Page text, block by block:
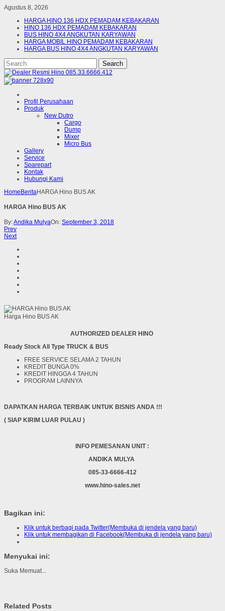
Agustus 8, 2026
HARGA HINO 136 HDX PEMADAM KEBAKARAN
HINO 136 HDX PEMADAM KEBAKARAN
BUS HINO 4X4 ANGKUTAN KARYAWAN
HARGA MOBIL HINO PEMADAM KEBAKARAN
HARGA BUS HINO 4X4 ANGKUTAN KARYAWAN
Profil Perusahaan
Produk
New Dutro
Cargo
Dump
Mixer
Micro Bus
Gallery
Service
Sparepart
Kontak
Hubungi Kami
Home BeritaHARGA Hino BUS AK
HARGA Hino BUS AK
By:Andika MulyaOn: September 3, 2018
Prev
Next
Harga Hino BUS AK
AUTHORIZED DEALER HINO
Ready Stock All Type TRUCK & BUS
FREE SERVICE SELAMA 2 TAHUN
KREDIT BUNGA 0%
KREDIT HINGGA 4 TAHUN
PROGRAM LAINNYA
DAPATKAN HARGA TERBAIK UNTUK BISNIS ANDA !!!
( SIAP KIRIM LUAR PULAU )
INFO PEMESANAN UNIT :
ANDIKA MULYA
085-33-6666-412
www.hino-sales.net
Bagikan ini:
Klik untuk berbagi pada Twitter(Membuka di jendela yang baru)
Klik untuk membagikan di Facebook(Membuka di jendela yang baru)
Menyukai ini:
Suka Memuat...
Related Posts